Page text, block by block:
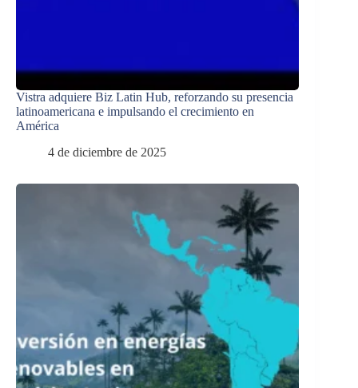
Vistra adquiere Biz Latin Hub, reforzando su presencia
latinoamericana e impulsando el crecimiento en
América
4 de diciembre de 2025